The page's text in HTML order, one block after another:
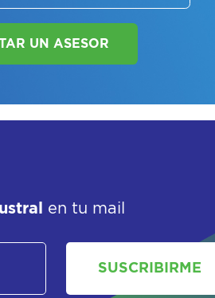
en tu mail
SUSCRIBIRME